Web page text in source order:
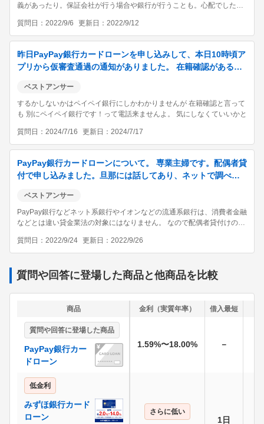
義があったり。保証会社が行う場合や銀行が行うことも。心配でした
みては？
質問日 2022/9/6 更新日 2022/9/12
昨日PayPay銀行カードローンを申し込みして、本日10時頃ア
プリから仮審査通過の通知がありました。 在籍確認があるの
ベストアンサー
するかしないかはペイペイ銀行にしかわかりませんが 在籍確認と言って
も 別にペイペイ銀行です！って電話来ませんよ。 気にしなくていいかと
質問日 2024/7/16 更新日 2024/7/17
PayPay銀行カードローンについて。 専業主婦です。配偶者貸
付で申し込みました。旦那には話してあり、ネットで調べた
ベストアンサー
PayPay銀行などネット系銀行やイオンなどの流通系銀行は、消費者金融
などとは違い貸金業法の対象にはなりません。 なので配偶者貸付けの場
です。 申込者である質問者様への確認の電話があるだけですね。
質問日 2022/9/24 更新日 2022/9/26
質問や回答に登場した商品と他商品を比較
商品 金利（実質年率） 借入最短
質問や回答に登場した商品
PayPay銀行カー
ドローン
1.59%〜18.00% －
低金利
みずほ銀行カード
ローン
さらに低い
1日